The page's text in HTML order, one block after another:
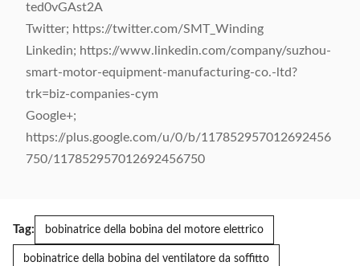
ted0vGAst2A
Twitter; https://twitter.com/SMT_Winding
Linkedin; https://www.linkedin.com/company/suzhou-
smart-motor-equipment-manufacturing-co.-ltd?
trk=biz-companies-cym
Google+;
https://plus.google.com/u/0/b/117852957012692456
750/117852957012692456750
Tag: bobinatrice della bobina del motore elettrico
bobinatrice della bobina del ventilatore da soffitto